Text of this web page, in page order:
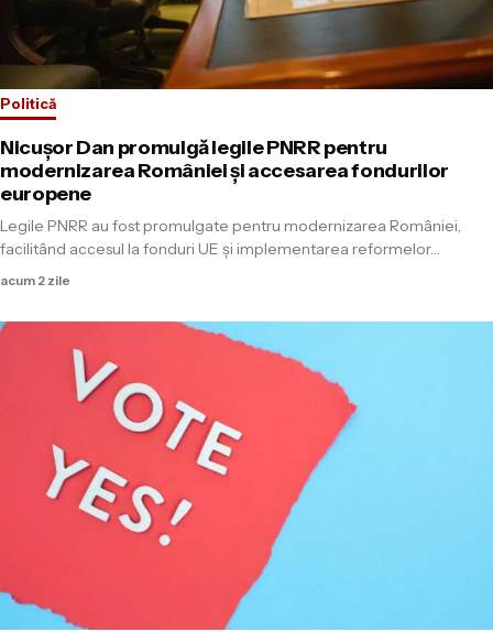
Politică
Nicușor Dan promulgă legile PNRR pentru
modernizarea României și accesarea fondurilor
europene
Legile PNRR au fost promulgate pentru modernizarea României,
facilitând accesul la fonduri UE și implementarea reformelor…
acum 2 zile